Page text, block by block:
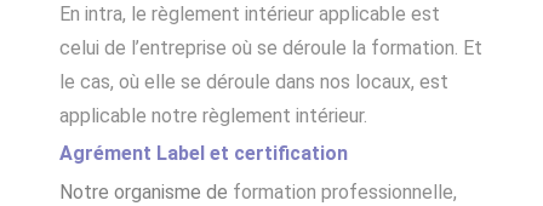
En intra, le règlement intérieur applicable est
celui de l’entreprise où se déroule la formation. Et
le cas, où elle se déroule dans nos locaux, est
applicable notre règlement intérieur.
Agrément Label et certification
Notre organisme de formation professionnelle,